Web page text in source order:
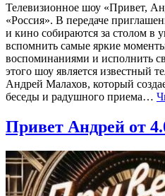
Телевизионное шоу «Привет,
«Россия». В передаче
и кино собираются за столом в
вспомнить самые яркие
воспоминаниями и исполнить
этого шоу является известный
Андрей Малахов, который
беседы и радушного приема…
Привет Андрей от